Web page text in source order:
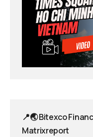
📍🌏 Bitexco
Matrixreport